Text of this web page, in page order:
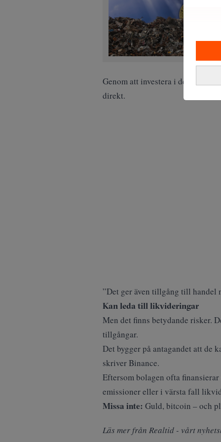
Genom att investera i dessa
direkt.
”Det ger även tillgång till handel
Kan leda till likvideringar
Men det finns betydande risker.
tillgångar.
Det bygger på antagandet att de
skriverBinance.
Eftersom bolagen ofta
emissioner eller i värsta fall
Missa inte: Guld, bitcoin – och
Läs mer från Realtid - vårt